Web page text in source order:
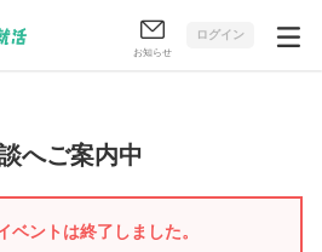
お知らせ
ログイン
へご案内中
ベントは終了しました。